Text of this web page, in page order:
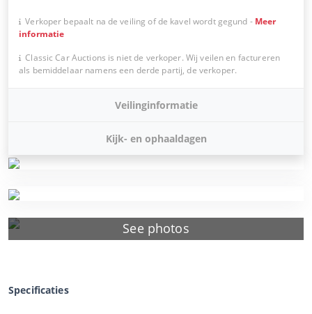
See photos
Verkoper bepaalt na de veiling of de kavel wordt gegund - Meer
informatie
Classic Car Auctions is niet de verkoper. Wij veilen en factureren
als bemiddelaar namens een derde partij, de verkoper.
Veilinginformatie
Kijk- en ophaaldagen
Specificaties